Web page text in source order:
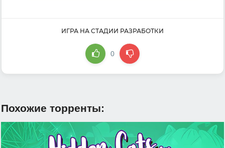
ИГРА НА СТАДИИ РАЗРАБОТКИ
0
Похожие торренты: